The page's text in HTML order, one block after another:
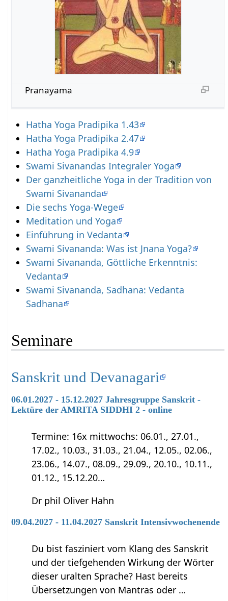
Pranayama
Hatha Yoga Pradipika 1.43
Hatha Yoga Pradipika 2.47
Hatha Yoga Pradipika 4.9
Swami Sivanandas Integraler Yoga
Der ganzheitliche Yoga in der Tradition von
Swami Sivananda
Die sechs Yoga-Wege
Meditation und Yoga
Einführung in Vedanta
Swami Sivananda: Was ist Jnana Yoga?
Swami Sivananda, Göttliche Erkenntnis:
Vedanta
Swami Sivananda, Sadhana: Vedanta
Sadhana
Seminare
Sanskrit und Devanagari
06.01.2027 - 15.12.2027 Jahresgruppe Sanskrit -
Lektüre der AMRITA SIDDHI 2 - online
Termine: 16x mittwochs: 06.01., 27.01.,
17.02., 10.03., 31.03., 21.04., 12.05., 02.06.,
23.06., 14.07., 08.09., 29.09., 20.10., 10.11.,
01.12., 15.12.20…
Dr phil Oliver Hahn
09.04.2027 - 11.04.2027 Sanskrit Intensivwochenende
Du bist fasziniert vom Klang des Sanskrit
und der tiefgehenden Wirkung der Wörter
dieser uralten Sprache? Hast bereits
Übersetzungen von Mantras oder …